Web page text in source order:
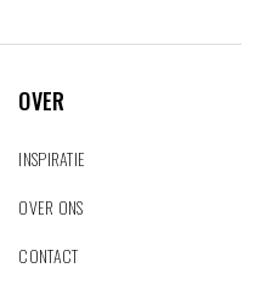
OVER
INSPIRATIE
OVER ONS
CONTACT